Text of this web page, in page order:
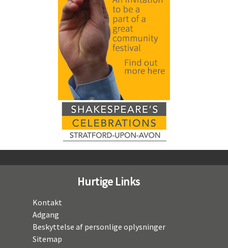
Hurtige Links
Kontakt
Adgang
Beskyttelse af personlige oplysninger
Sitemap